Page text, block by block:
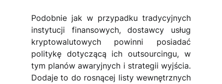
Podobnie jak w przypadku tradycyjnych
instytucji finansowych, dostawcy usług
kryptowalutowych powinni posiadać
politykę dotyczącą ich outsourcingu, w
tym planów awaryjnych i strategii wyjścia.
Dodaje to do rosnącej listy wewnętrznych